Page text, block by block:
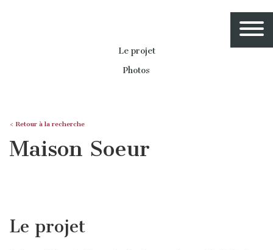
Le projet
Photos
< Retour à la recherche
Maison Soeur
Le projet